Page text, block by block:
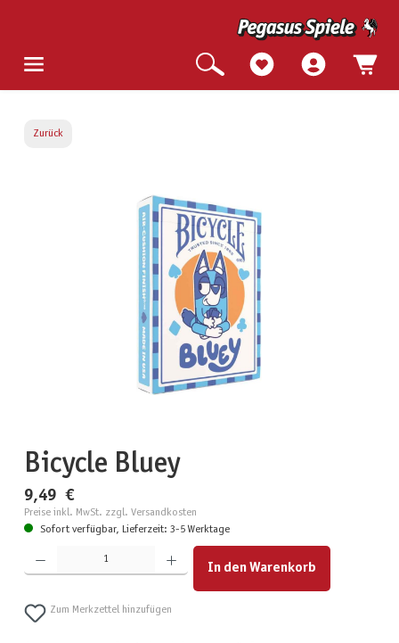
Zurück
Bildergalerie überspringen
Bicycle Bluey
9,49 €
Preise inkl. MwSt. zzgl. Versandkosten
Sofort verfügbar, Lieferzeit: 3-5 Werktage
Produkt Anzahl: Gib den gewünschten Wert ein oder benutze die Schaltflächen um die Anzahl zu
In den Warenkorb
Zum Merkzettel hinzufügen